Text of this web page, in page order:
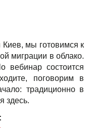
мы готовимся к
миграции в облако.
вебинар состоится
поговорим в
традиционно в
здесь.